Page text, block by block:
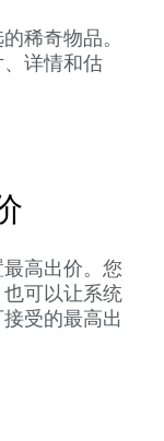
稀奇物品。
详情和估
高出价。您
可以让系统
受的最高出